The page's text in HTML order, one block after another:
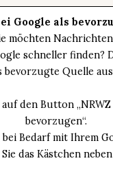
Google als
möchten
schneller finden?
bevorzugte Quelle
den Button
bevorzugen“.
bei Bedarf mit Ihrem
das Kästchen neben